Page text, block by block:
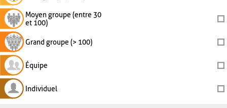
Moyen groupe (entre 30
et 100)
Grand groupe (> 100)
Équipe
Individuel